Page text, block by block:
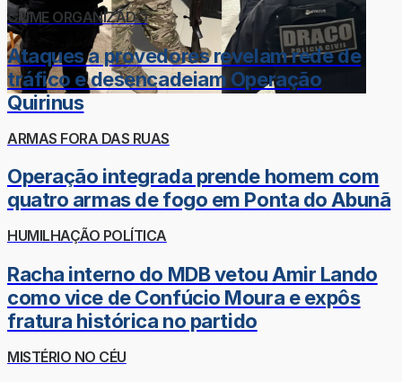
CRIME ORGANIZADO
Ataques a provedores revelam rede de
tráfico e desencadeiam Operação
Quirinus
ARMAS FORA DAS RUAS
Operação integrada prende homem com
quatro armas de fogo em Ponta do Abunã
HUMILHAÇÃO POLÍTICA
Racha interno do MDB vetou Amir Lando
como vice de Confúcio Moura e expôs
fratura histórica no partido
MISTÉRIO NO CÉU